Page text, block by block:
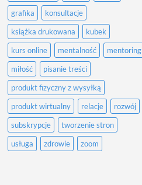
grafika
konsultacje
książka drukowana
kubek
kurs online
mentalność
mentoring
miłość
pisanie treści
produkt fizyczny z wysyłką
produkt wirtualny
relacje
rozwój
subskrypcje
tworzenie stron
usługa
zdrowie zoom